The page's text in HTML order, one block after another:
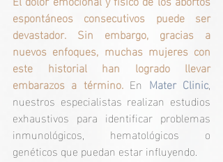
espontáneos consecutivos puede ser
devastador. Sin embargo, gracias a
nuevos enfoques, muchas mujeres con
este historial han logrado llevar
embarazos a término. En Mater Clinic,
nuestros especialistas realizan estudios
exhaustivos para identificar problemas
inmunológicos, hematológicos o
genéticos que puedan estar influyendo.